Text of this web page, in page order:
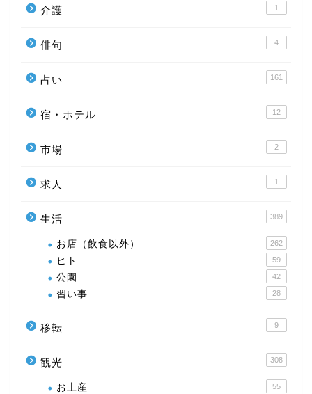
介護 1
俳句 4
占い 161
宿・ホテル 12
市場 2
求人 1
生活 389
お店（飲食以外） 262
ヒト 59
公園 42
習い事 28
移転 9
観光 308
お土産 55